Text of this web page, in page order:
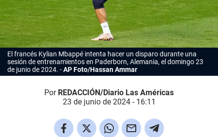
El francés Kylian Mbappé intenta hacer un disparo durante una
sesión de entrenamientos en Paderborn, Alemania, el domingo 23
de junio de 2024.
AP Foto/Hassan Ammar
Por REDACCIÓN/Diario Las Américas
23 de junio de 2024 - 16:11